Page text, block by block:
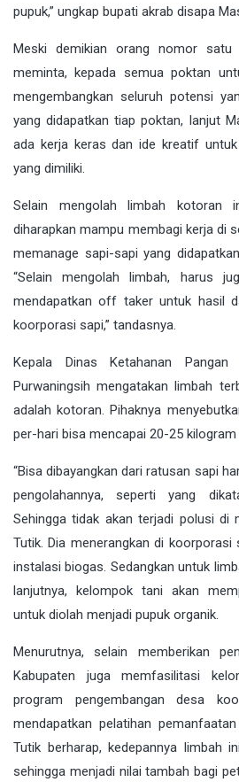
pupuk,” ungkap bupati akrab disapa
Meski demikian orang nomor satu
meminta, kepada semua poktan
mengembangkan seluruh potensi
yang didapatkan tiap poktan, lanjut
ada kerja keras dan ide kreatif
yang dimiliki.
Selain mengolah limbah kotoran
diharapkan mampu membagi kerja di
memanage sapi-sapi yang
“Selain mengolah limbah, harus
mendapatkan off taker untuk hasil
koorporasi sapi,” tandasnya.
Kepala Dinas Ketahanan
Purwaningsih mengatakan limbah
adalah kotoran. Pihaknya
per-hari bisa mencapai 20-25
“Bisa dibayangkan dari ratusan sapi
pengolahannya, seperti yang
Sehingga tidak akan terjadi polusi di
Tutik. Dia menerangkan di koorporasi
instalasi biogas. Sedangkan untuk
lanjutnya, kelompok tani akan
untuk diolah menjadi pupuk organik.
Menurutnya, selain memberikan
Kabupaten juga memfasilitasi
program pengembangan desa
mendapatkan pelatihan
Tutik berharap, kedepannya limbah
sehingga menjadi nilai tambah bagi